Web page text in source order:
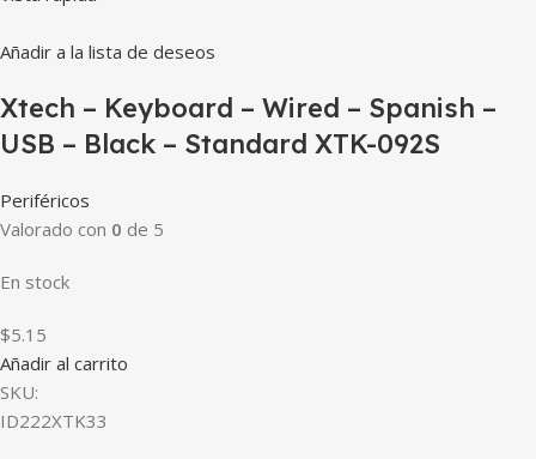
Añadir a la lista de deseos
Xtech – Keyboard – Wired – Spanish –
USB – Black – Standard XTK-092S
Periféricos
Valorado con 0 de 5
En stock
$5.15
Añadir al carrito
SKU:
ID222XTK33